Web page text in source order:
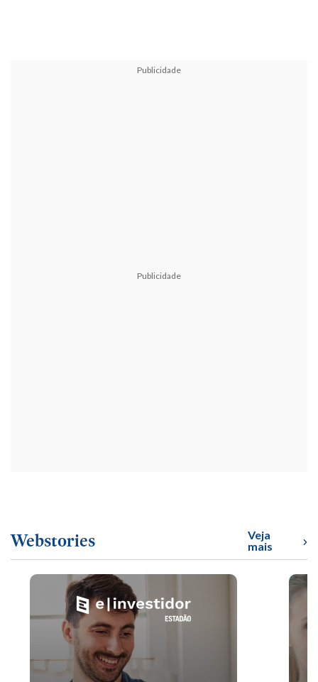
Publicidade
Publicidade
Webstories
Veja
mais